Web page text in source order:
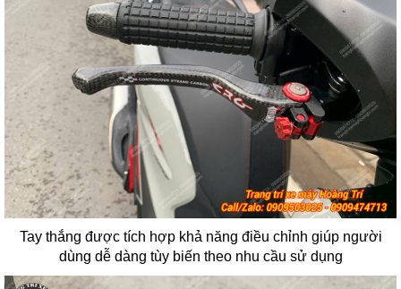
Tay thắng được tích hợp khả năng điều chỉnh giúp người
dùng dễ dàng tùy biến theo nhu cầu sử dụng